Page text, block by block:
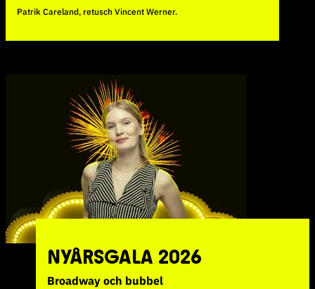
Patrik Careland, retusch Vincent Werner.
NYÅRSGALA 2026
Broadway och bubbel